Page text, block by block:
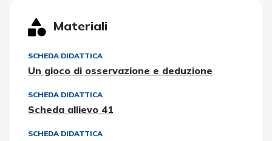
Materiali
SCHEDA DIDATTICA
Un gioco di osservazione e deduzione
SCHEDA DIDATTICA
Scheda allievo 41
SCHEDA DIDATTICA